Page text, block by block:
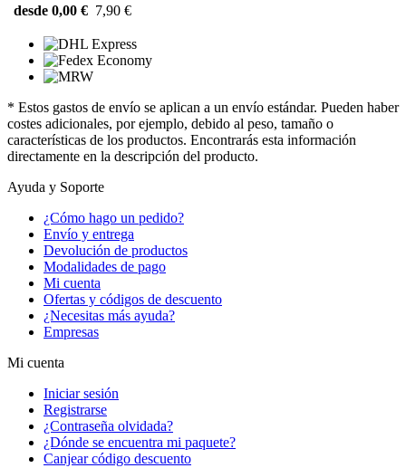
desde 0,00 € 7,90 €
* Estos gastos de envío se aplican a un envío estándar. Pueden haber
costes adicionales, por ejemplo, debido al peso, tamaño o
características de los productos. Encontrarás esta información
directamente en la descripción del producto.
Ayuda y Soporte
¿Cómo hago un pedido?
Envío y entrega
Devolución de productos
Modalidades de pago
Mi cuenta
Ofertas y códigos de descuento
¿Necesitas más ayuda?
Empresas
Mi cuenta
Iniciar sesión
Registrarse
¿Contraseña olvidada?
¿Dónde se encuentra mi paquete?
Canjear código descuento